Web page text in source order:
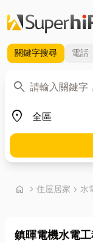
關鍵字搜尋 電話
search
關鍵字
place
地區
home chevron_right 首頁
住屋居家 chevron_right 水
鎮暉電機水電